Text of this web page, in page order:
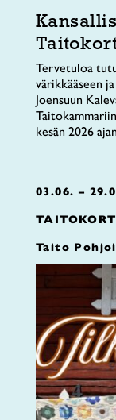
Tervetuloa
värikkääseen
Joensuun
kesän 2026
03.06. –
Taito